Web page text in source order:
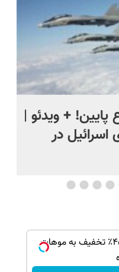
پایین! + ویدئو |
در
شامپو جلبک اسپیرولینارو با ۴۵٪ تخفیف به موهات